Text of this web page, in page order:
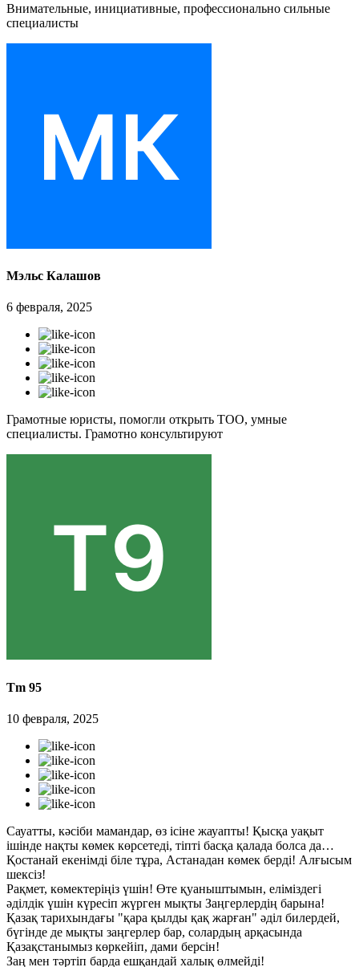
Внимательные, инициативные, профессионально сильные
специалисты
Мэльс Калашов
6 февраля, 2025
Грамотные юристы, помогли открыть ТОО, умные
специалисты. Грамотно консультируют
Tm 95
10 февраля, 2025
Сауатты, кәсіби мамандар, өз ісіне жауапты! Қысқа уақыт
ішінде нақты көмек көрсетеді, тіпті басқа қалада болса да…
Қостанай екенімді біле тұра, Астанадан көмек берді! Алғысым
шексіз!
Рақмет, көмектеріңіз үшін! Өте қуаныштымын, еліміздегі
әділдік үшін күресіп жүрген мықты Заңгерлердің барына!
Қазақ тарихындағы "қара қылды қақ жарған" әділ билердей,
бүгінде де мықты заңгерлер бар, солардың арқасында
Қазақстанымыз көркейіп, дами берсін!
Заң мен тәртіп барда ешқандай халық өлмейді!